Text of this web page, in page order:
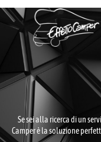
Se sei alla ricerca di un
Camper è la soluzione